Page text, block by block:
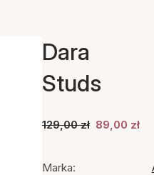
Dara
Studs
129,00 zł 89,00 zł
Marka: